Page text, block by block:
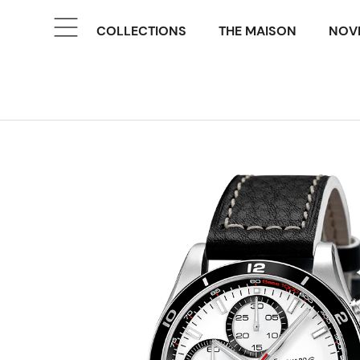
COLLECTIONS THE MAISON